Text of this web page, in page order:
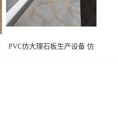
PVC仿大理石板生产设备 仿